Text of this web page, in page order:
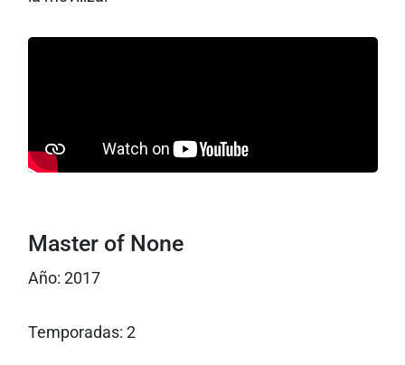
Master of None
Año: 2017
Temporadas: 2